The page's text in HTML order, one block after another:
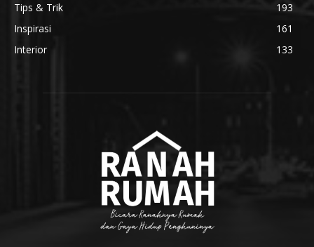
Tips & Trik
193
Inspirasi
161
Interior
133